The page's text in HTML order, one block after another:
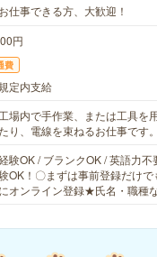
仕事できる方、大歓迎！
円
費
定内支給
場内で手作業、または工具を
り、電線を束ねるお仕事です
験OK / ブランクOK / 英語力不
OK！〇まずは事前登録だけで
オンライン登録★氏名・職種